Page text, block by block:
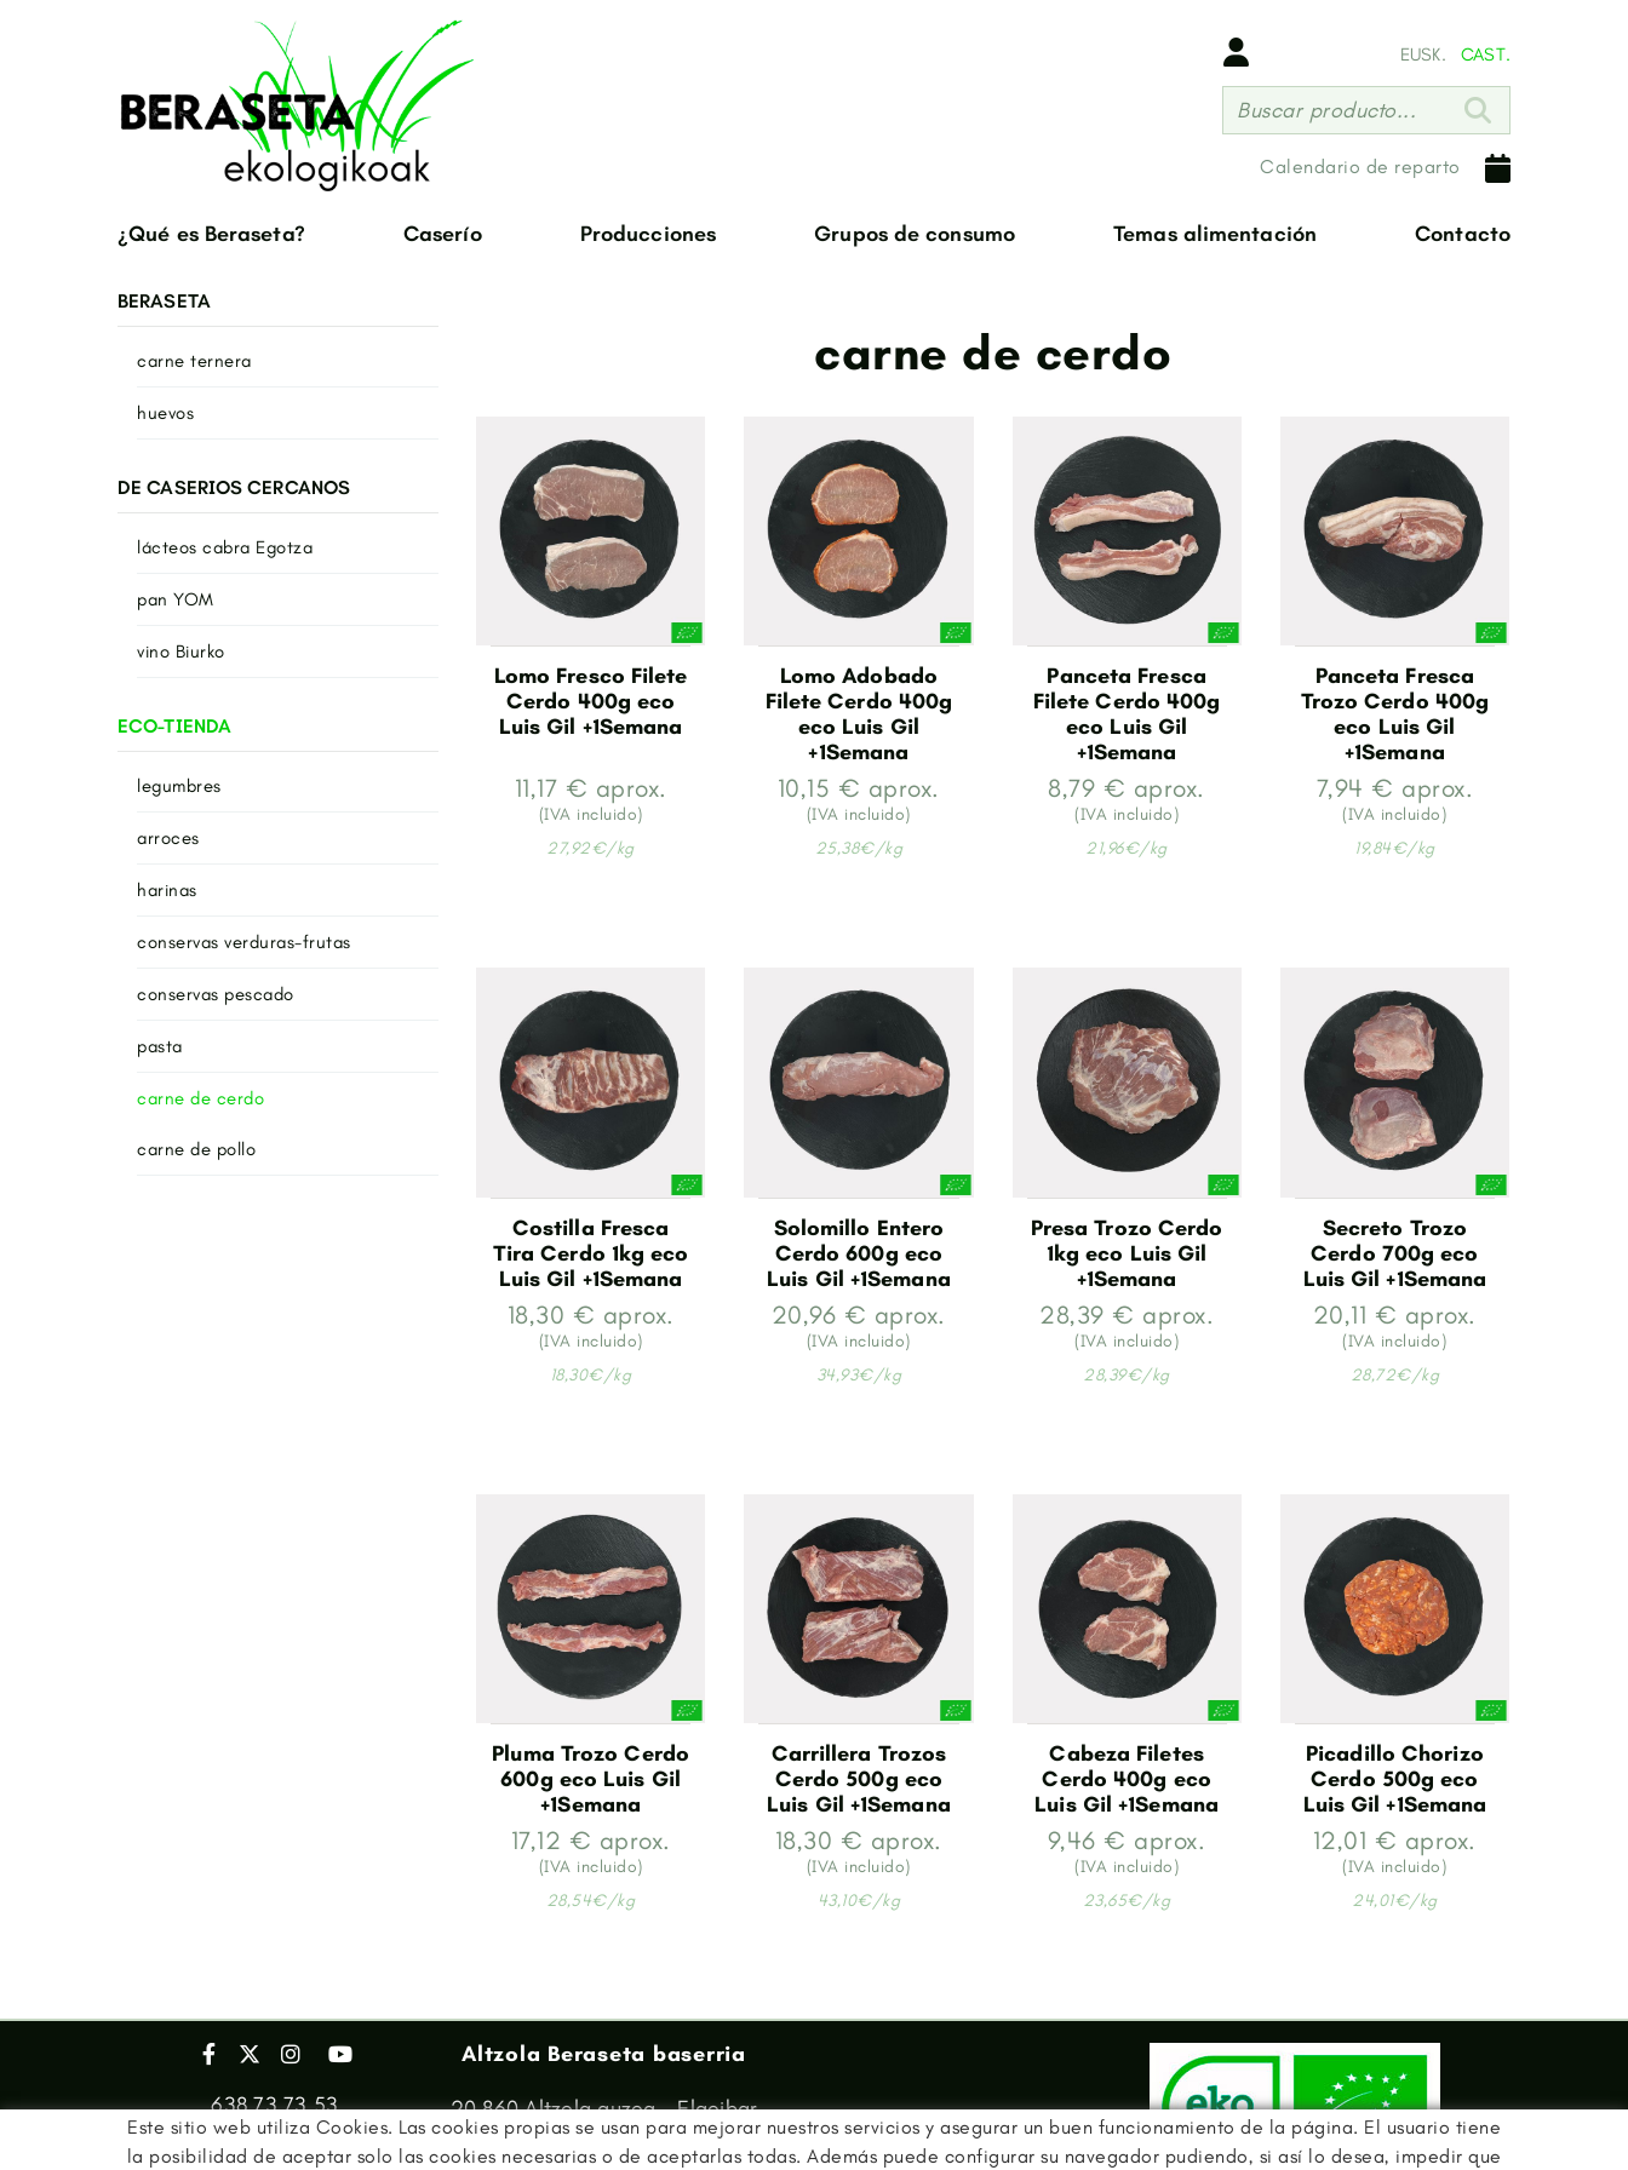
EUSK. CAST.
Buscar producto...
Calendario de reparto
¿Qué es Beraseta? Caserío Producciones Grupos de consumo Temas alimentación Contacto
carne de cerdo
Lomo Fresco Filete
Cerdo 400g eco
Luis Gil +1Semana
11,17 € aprox.
(IVA incluido)
27,92€/kg
Lomo Adobado
Filete Cerdo 400g
eco Luis Gil
+1Semana
10,15 € aprox.
(IVA incluido)
25,38€/kg
Panceta Fresca
Filete Cerdo 400g
eco Luis Gil
+1Semana
8,79 € aprox.
(IVA incluido)
21,96€/kg
Panceta Fresca
Trozo Cerdo 400g
eco Luis Gil
+1Semana
7,94 € aprox.
(IVA incluido)
19,84€/kg
Costilla Fresca
Tira Cerdo 1kg eco
Luis Gil +1Semana
18,30 € aprox.
(IVA incluido)
18,30€/kg
Solomillo Entero
Cerdo 600g eco
Luis Gil +1Semana
20,96 € aprox.
(IVA incluido)
34,93€/kg
Presa Trozo Cerdo
1kg eco Luis Gil
+1Semana
28,39 € aprox.
(IVA incluido)
28,39€/kg
Secreto Trozo
Cerdo 700g eco
Luis Gil +1Semana
20,11 € aprox.
(IVA incluido)
28,72€/kg
Pluma Trozo Cerdo
600g eco Luis Gil
+1Semana
17,12 € aprox.
(IVA incluido)
28,54€/kg
Carrillera Trozos
Cerdo 500g eco
Luis Gil +1Semana
18,30 € aprox.
(IVA incluido)
43,10€/kg
Cabeza Filetes
Cerdo 400g eco
Luis Gil +1Semana
9,46 € aprox.
(IVA incluido)
23,65€/kg
Picadillo Chorizo
Cerdo 500g eco
Luis Gil +1Semana
12,01 € aprox.
(IVA incluido)
24,01€/kg
BERASETA
carne ternera
huevos
DE CASERIOS CERCANOS
lácteos cabra Egotza
pan YOM
vino Biurko
ECO-TIENDA
legumbres
arroces
harinas
conservas verduras-frutas
conservas pescado
pasta
carne de cerdo
carne de pollo
638 73 73 53
info@beraseta.eus
Altzola Beraseta baserria
20.860 Altzola auzoa - Elgoibar
Gipuzkoa
Beraseta SL - B75114413
Este sitio web utiliza Cookies. Las cookies propias se usan para mejorar nuestros servicios y asegurar un buen funcionamiento de la página. El usuario tiene
la posibilidad de aceptar solo las cookies necesarias o de aceptarlas todas. Además puede configurar su navegador pudiendo, si así lo desea, impedir que